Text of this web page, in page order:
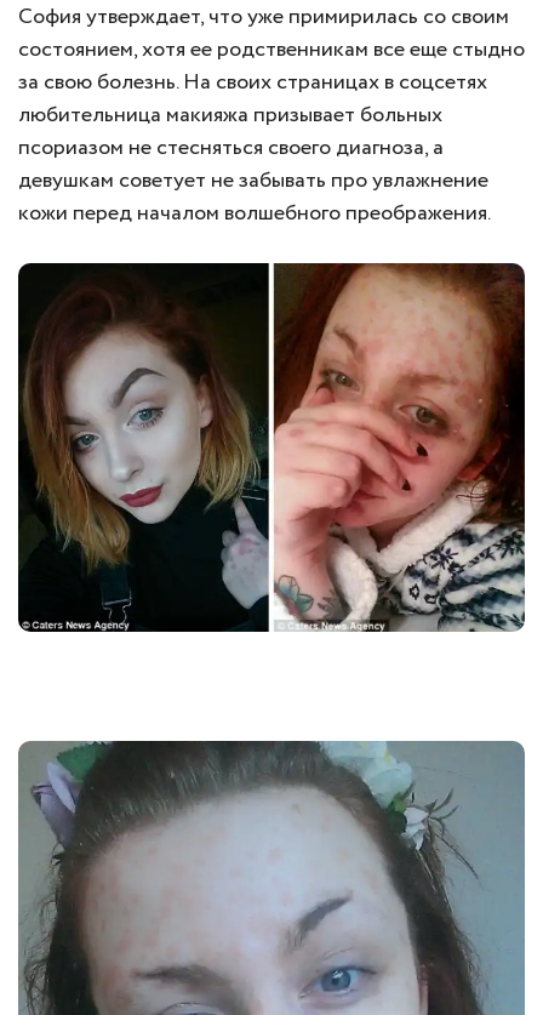
София утверждает, что уже примирилась со своим
состоянием, хотя ее родственникам все еще стыдно
за свою болезнь. На своих страницах в соцсетях
любительница макияжа призывает больных
псориазом не стесняться своего диагноза, а
девушкам советует не забывать про увлажнение
кожи перед началом волшебного преображения.